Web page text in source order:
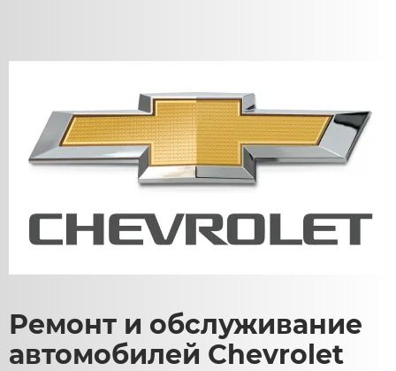
Ремонт и обслуживание
автомобилей Chevrolet